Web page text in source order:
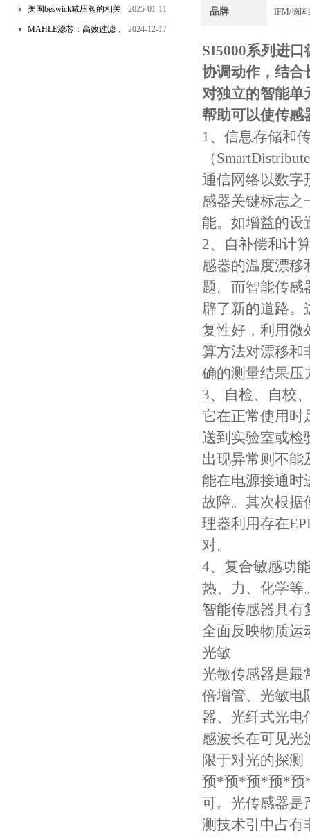
享受精准过滤与稳定性能
美国beswick减压阀的相关
知识
2025-01-11
MAHLE滤芯：高效过滤，
2024-12-17
品牌 IFM/德国
SI5000系列进
协调动作，结合
对独立的智能单
帮助可以使传感
1、信息存储和
（
通信网络以数
感器关键标志之
能。如增益的设
2、自补偿和计
感器的温度漂移
题。而智能传感
辟了新的道路。
复性好，利用微
算方法对漂移
确的测量结果压
3、自检、自校
它在正常使用时
送到实验室或
出现异常则不能
能在电源接通
故障。其次根
理器利用存在
对。
4、复合敏感功
热、力、化学等
智能传感器具有
全面反映物质运
光敏
光敏传感器是最
倍增管、光敏电
器、光纤式光电
感波长在可见光
限于对光的探
预*预*预*预*预
可。光传感器是
测技术引中占有